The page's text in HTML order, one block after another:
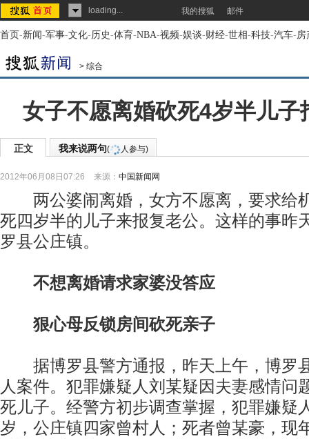
loading... 我的搜狐 邮件
首页-新闻-军事-文化-历史-体育-NBA-视频-娱谈-财经-世相-科技-汽车-房
> 综合
女子不愿离婚砍死4岁半儿子
正文 我来说两句( 人参与)
2012年06月08日07:26 来源： 中国新闻网
两公婆闹离婚，女方不愿离，要求给
死四岁半的儿子来报复老公。这样的事昨
罗县公庄镇。
不想离婚请求家婆没答应
狠心母反锁房间砍死亲子
据博罗县警方通报，昨天上午，博罗
人案件。犯罪嫌疑人刘某疑因夫妻感情问
死儿子。经警方初步调查掌握，犯罪嫌疑
岁，公庄镇四家曾村人；死者曾某豪，现